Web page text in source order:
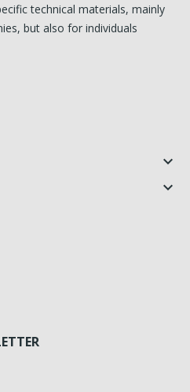
technical materials, mainly
but also for individuals

